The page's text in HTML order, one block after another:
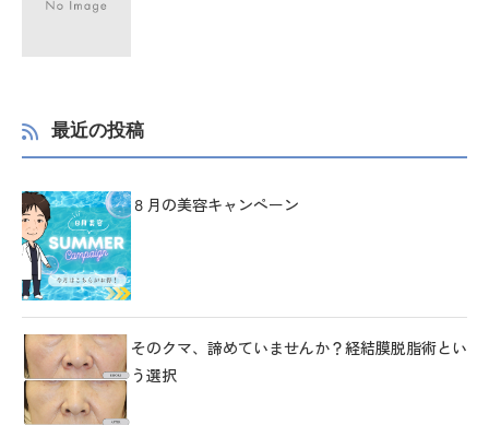
最近の投稿
８月の美容キャンペーン
そのクマ、諦めていませんか？経結膜脱脂術とい
う選択